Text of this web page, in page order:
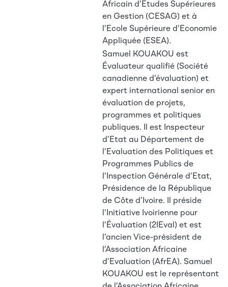
Africain d’Etudes Supérieures
en Gestion (CESAG) et à
l’Ecole Supérieure d’Economie
Appliquée (ESEA).
Samuel KOUAKOU est
Évaluateur qualifié (Société
canadienne d’évaluation) et
expert international senior en
évaluation de projets,
programmes et politiques
publiques. Il est Inspecteur
d’Etat au Département de
l’Evaluation des Politiques et
Programmes Publics de
l’Inspection Générale d’Etat,
Présidence de la République
de Côte d’Ivoire. Il préside
l’Initiative Ivoirienne pour
l’Évaluation (2IEval) et est
l’ancien Vice-président de
l’Association Africaine
d’Evaluation (AfrEA). Samuel
KOUAKOU est le représentant